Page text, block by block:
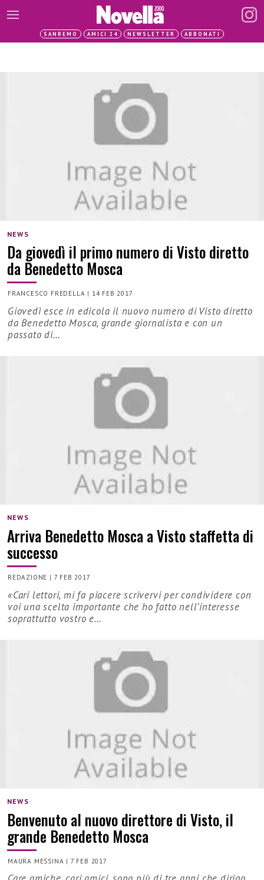
SANREMO AMICI 24 NEWSLETTER ABBONATI
NEWS
Da giovedì il primo numero di Visto diretto
da Benedetto Mosca
FRANCESCO FREDELLA | 14 FEB 2017
Giovedì esce in edicola il nuovo numero di Visto diretto
da Benedetto Mosca, grande giornalista e con un
passato di…
NEWS
Arriva Benedetto Mosca a Visto staffetta di
successo
REDAZIONE | 7 FEB 2017
«Cari lettori, mi fa piacere scrivervi per condividere con
voi una scelta importante che ho fatto nell’interesse
soprattutto vostro e…
NEWS
Benvenuto al nuovo direttore di Visto, il
grande Benedetto Mosca
MAURA MESSINA | 7 FEB 2017